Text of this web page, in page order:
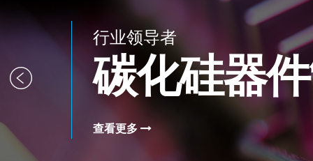
行业领导者
碳化硅器
查看更多